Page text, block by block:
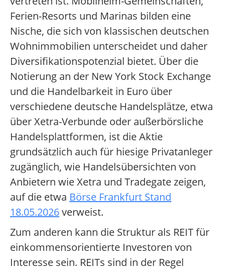
Ferien-Resorts und Marinas bilden eine
Nische, die sich von klassischen deutschen
Wohnimmobilien unterscheidet und daher
Diversifikationspotenzial bietet. Über die
Notierung an der New York Stock Exchange
und die Handelbarkeit in Euro über
verschiedene deutsche Handelsplätze, etwa
über Xetra-Verbunde oder außerbörsliche
Handelsplattformen, ist die Aktie
grundsätzlich auch für hiesige Privatanleger
zugänglich, wie Handelsübersichten von
Anbietern wie Xetra und Tradegate zeigen,
auf die etwa Börse Frankfurt Stand
18.05.2026verweist.
Zum anderen kann die Struktur als REIT für
einkommensorientierte Investoren von
Interesse sein. REITs sind in der Regel